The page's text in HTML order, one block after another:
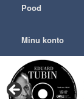
Pood
Minu konto